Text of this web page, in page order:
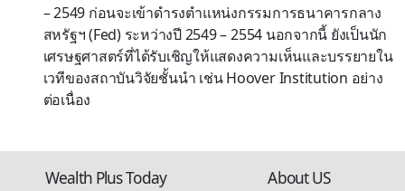
– 2549 ก่อนจะเข้าดำรงตำแหน่งกรรมการธนาคารกลาง
สหรัฐฯ (Fed) ระหว่างปี 2549 – 2554 นอกจากนี้ ยังเป็นนัก
เศรษฐศาสตร์ที่ได้รับเชิญให้แสดงความเห็นและบรรยายใน
เวทีของสถาบันวิจัยชั้นนำ เช่น Hoover Institution อย่าง
ต่อเนื่อง
Wealth Plus Today About US